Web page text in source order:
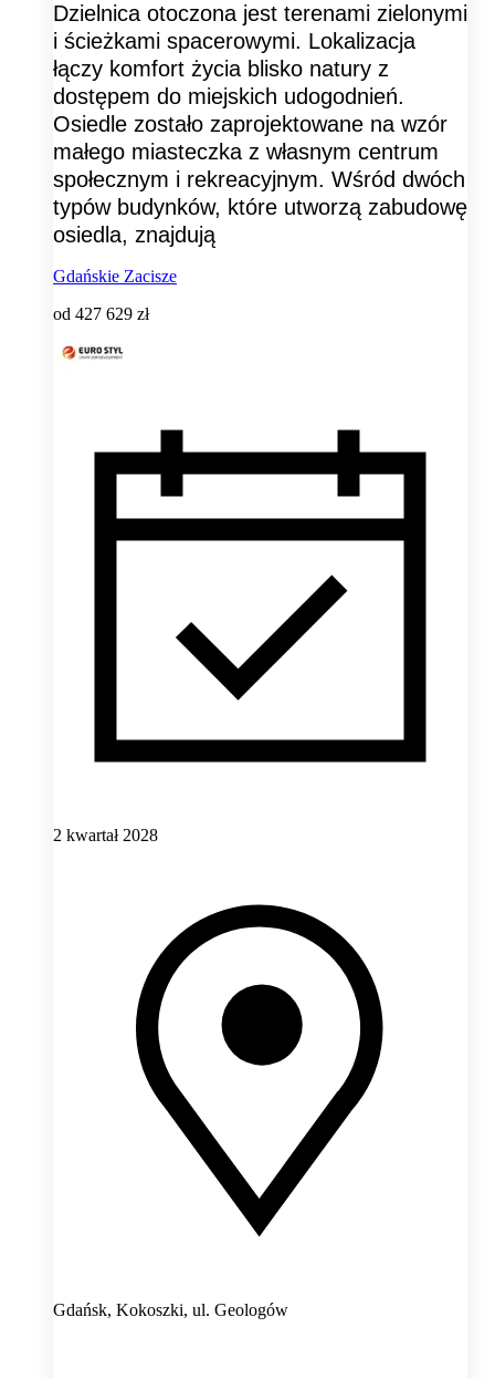
Dzielnica otoczona jest terenami zielonymi
i ścieżkami spacerowymi. Lokalizacja
łączy komfort życia blisko natury z
dostępem do miejskich udogodnień.
Osiedle zostało zaprojektowane na wzór
małego miasteczka z własnym centrum
społecznym i rekreacyjnym. Wśród dwóch
typów budynków, które utworzą zabudowę
osiedla, znajdują
Gdańskie Zacisze
od 427 629 zł
2 kwartał 2028
Gdańsk, Kokoszki, ul. Geologów